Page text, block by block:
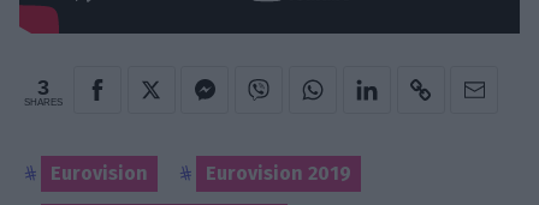
3
SHARES
Eurovision Eurovision 2019